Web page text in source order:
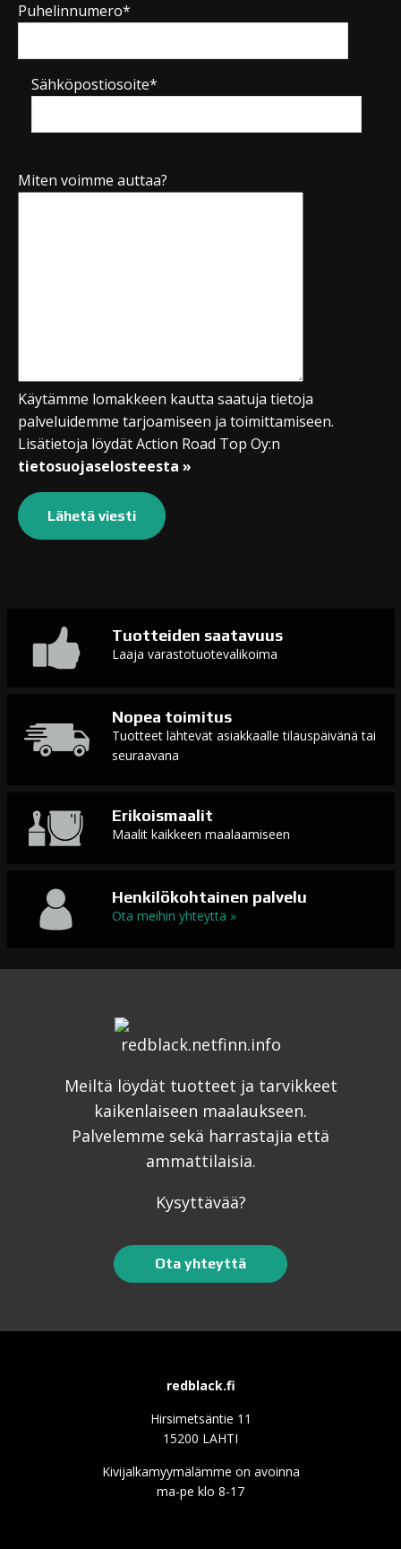
Puhelinnumero*
Sähköpostiosoite*
Miten voimme auttaa?
Käytämme lomakkeen kautta saatuja tietoja
palveluidemme tarjoamiseen ja toimittamiseen.
Lisätietoja löydät Action Road Top Oy:n
tietosuojaselosteesta »
Tuotteiden saatavuus
Laaja varastotuotevalikoima
Nopea toimitus
Tuotteet lähtevät asiakkaalle tilauspäivänä tai
seuraavana
Erikoismaalit
Maalit kaikkeen maalaamiseen
Henkilökohtainen palvelu
Ota meihin yhteyttä »
Meiltä löydät tuotteet ja tarvikkeet
kaikenlaiseen maalaukseen.
Palvelemme sekä harrastajia että
ammattilaisia.
Kysyttävää?
Ota yhteyttä
redblack.fi
Hirsimetsäntie 11
15200 LAHTI
Kivijalkamyymälämme on avoinna
ma-pe klo 8-17